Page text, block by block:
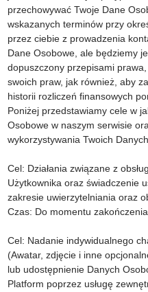
przechowywać Twoje Dane
wskazanych terminów przy
przez ciebie z prowadzenia
Dane Osobowe, ale będziemy
dopuszczony przepisami
swoich praw, jak również, aby
historii rozliczeń finansowych
Poniżej przedstawiamy cele w
Osobowe w naszym serwisie
wykorzystywania Twoich
Cel: Działania związane z
Użytkownika oraz świadczenie
zakresie uwierzytelniania oraz
Czas: Do momentu zakończenia
Cel: Nadanie indywidualnego
(Awatar, zdjęcie i inne
lub udostępnienie Danych
Platform poprzez usługę